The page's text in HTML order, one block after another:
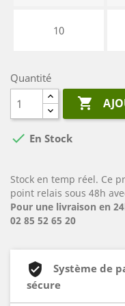
10
Quantité

 En Stock
Stock en temp réel. Ce
point relais sous 48h
Pour une livraison en
02 85 52 65 20
Système de
sécure